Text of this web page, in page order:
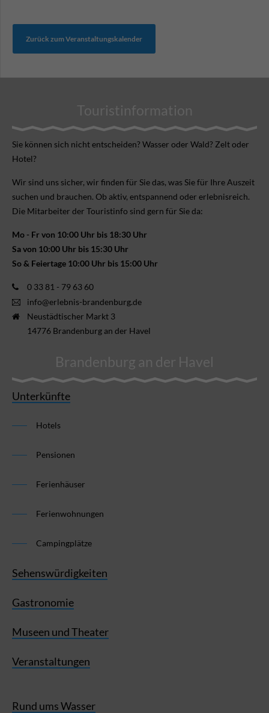
Zurück zum Veranstaltungskalender
Touristinformation
Sie können sich nicht ent­scheiden? Wasser oder Wald? Zelt oder
Hotel?
Wir sind uns sicher, wir finden für Sie das, was Sie für Ihre Aus­zeit
suchen und brauchen. Ob aktiv, ent­spannend oder erlebnis­reich.
Die Mitarbeiter der Touristinfo sind gern für Sie da:
Mo - Fr von 10:00 Uhr bis 18:30 Uhr
Sa von 10:00 Uhr bis 15:30 Uhr
So & Feiertage 10:00 Uhr bis 15:00 Uhr
0 33 81 - 79 63 60
info@erlebnis-brandenburg.de
Neustädtischer Markt 3
14776 Brandenburg an der Havel
Brandenburg an der Havel
Unterkünfte
Hotels
Pensionen
Ferienhäuser
Ferienwohnungen
Campingplätze
Sehenswürdigkeiten
Gastronomie
Museen und Theater
Veranstaltungen
Rund ums Wasser